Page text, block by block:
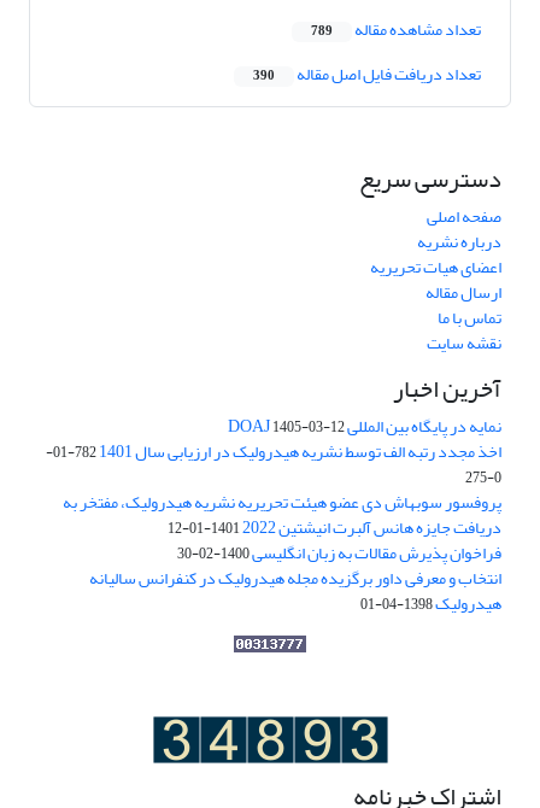
تعداد مشاهده مقاله 789
تعداد دریافت فایل اصل مقاله 390
دسترسی سریع
صفحه اصلی
درباره نشریه
اعضای هیات تحریریه
ارسال مقاله
تماس با ما
نقشه سایت
آخرین اخبار
نمایه در پایگاه بین المللی DOAJ1405-03-12
اخذ مجدد رتبه الف توسط نشریه هیدرولیک در ارزیابی سال 1401
782-01-
0-275
پروفسور سوبهاش دی عضو هیئت تحریریه نشریه هیدرولیک، مفتخر به
دریافت جایزه هانس آلبرت انیشتین 2022 1401-01-12
فراخوان پذیرش مقالات به زبان انگلیسی1400-02-30
انتخاب و معرفی داور برگزیده مجله هیدرولیک در کنفرانس سالیانه
هیدرولیک1398-04-01
اشتراک خبرنامه